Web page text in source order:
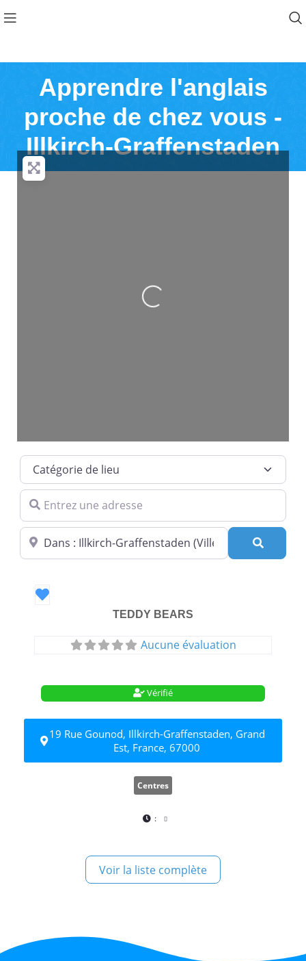
Apprendre l'anglais
proche de chez vous -
Illkirch-Graffenstaden
Loading...
Catégorie de lieu
Entrez une adresse
Dans quelle ville ?
Favori
TEDDY BEARS
Aucune évaluation
Vérifié
19 Rue Gounod, Illkirch-Graffenstaden, Grand
Est, France, 67000
Centres
:
Voir la liste complète